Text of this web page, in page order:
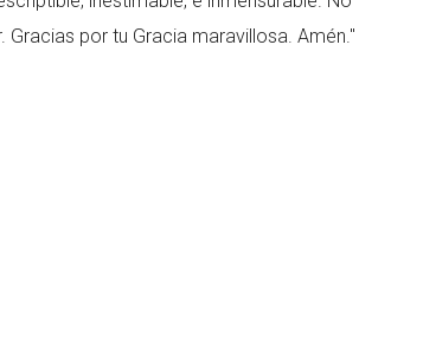
por tu Gracia maravillosa. Amén."